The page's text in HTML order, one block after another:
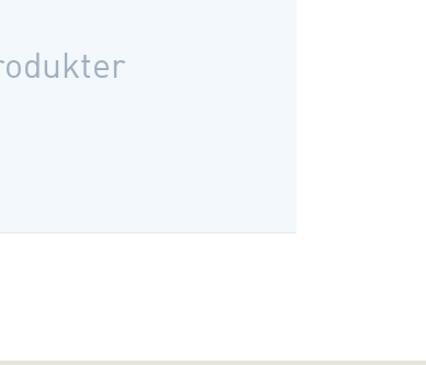
Lotte Bøgh Andersen er professor ved